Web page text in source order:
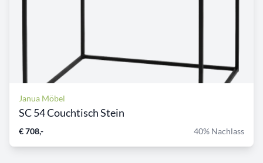
Janua Möbel
SC 54 Couchtisch Stein
€ 708,- 40% Nachlass